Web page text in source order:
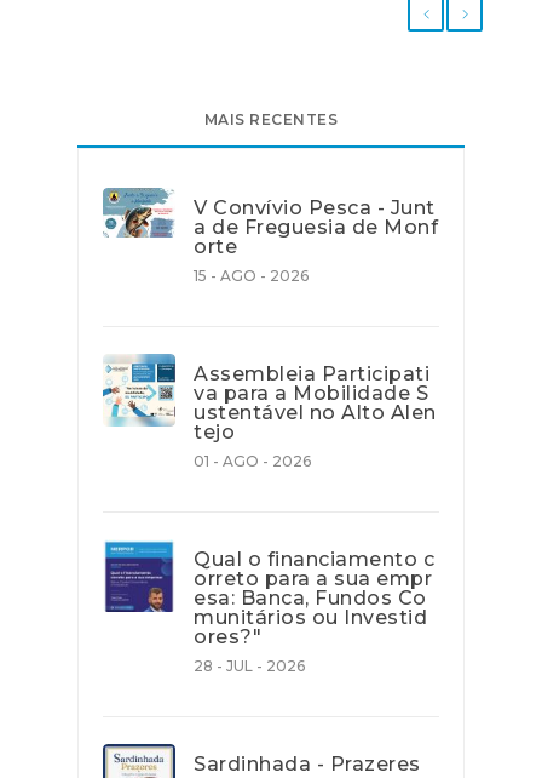
MAIS RECENTES
V Convívio Pesca - Junt
a de Freguesia de Monf
orte
15 - AGO - 2026
Assembleia Participati
va para a Mobilidade S
ustentável no Alto Alen
tejo
01 - AGO - 2026
Qual o financiamento c
orreto para a sua empr
esa: Banca, Fundos Co
munitários ou Investid
ores?"
28 - JUL - 2026
Sardinhada - Prazeres